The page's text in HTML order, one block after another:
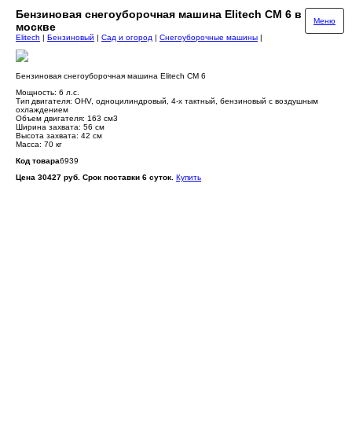
Бензиновая снегоуборочная машина Elitech СМ 6 в
москве
Меню
Elitech | Бензиновый | Сад и огород | Снегоуборочные машины |
Бензиновая снегоуборочная машина Elitech СМ 6
Мощность: 6 л.с.
Тип двигателя: OHV, одноцилиндровый, 4-x тактный, бензиновый с воздушным
оxлаждением
Объем двигателя: 163 см3
Ширина захвата: 56 см
Высота захвата: 42 см
Масса: 70 кг
Код товара6939
Цена 30427 руб. Срок поставки 6 суток. Купить